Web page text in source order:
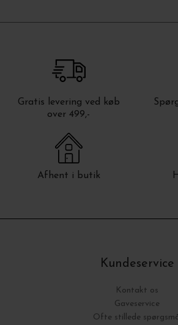
Gratis levering ved køb
over 499,-
Afhent i butik
Kundeservice
Kontakt os
Gaveservice
Ofte stillede